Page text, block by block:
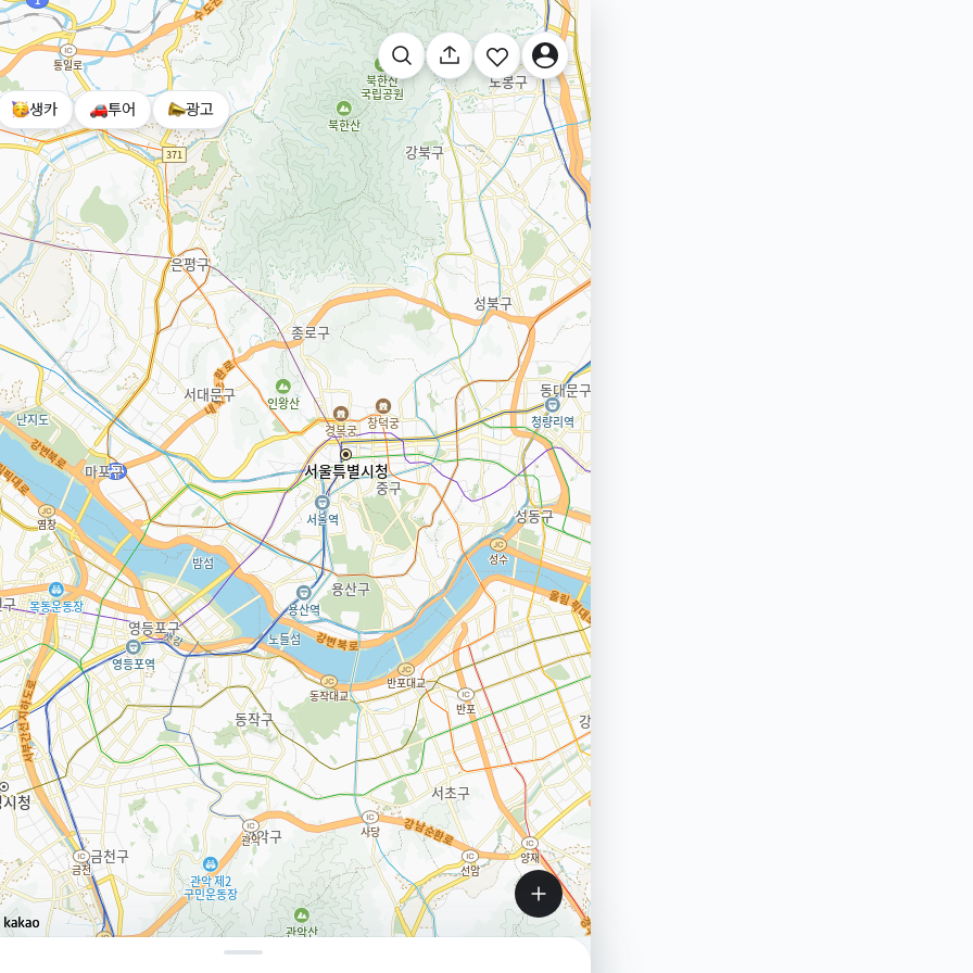
생카 투어 광고